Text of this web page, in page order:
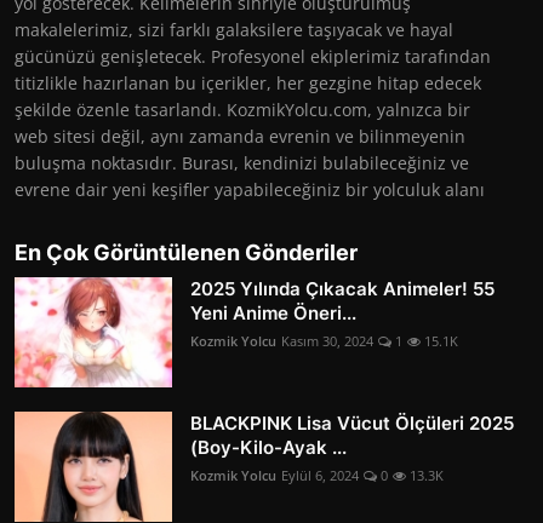
makalelerimiz, sizi farklı galaksilere taşıyacak ve hayal
gücünüzü genişletecek. Profesyonel ekiplerimiz tarafından
titizlikle hazırlanan bu içerikler, her gezgine hitap edecek
şekilde özenle tasarlandı. KozmikYolcu.com, yalnızca bir
web sitesi değil, aynı zamanda evrenin ve bilinmeyenin
buluşma noktasıdır. Burası, kendinizi bulabileceğiniz ve
evrene dair yeni keşifler yapabileceğiniz bir yolculuk alanı
En Çok Görüntülenen Gönderiler
2025 Yılında Çıkacak Animeler! 55
Yeni Anime Öneri...
Kozmik Yolcu Kasım 30, 2024 1 15.1K
BLACKPINK Lisa Vücut Ölçüleri 2025
(Boy-Kilo-Ayak ...
Kozmik Yolcu Eylül 6, 2024 0 13.3K